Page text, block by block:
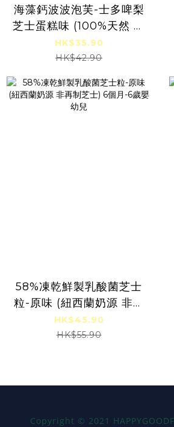
海藻鈣波波泡芙-士多啤梨
芝士蛋糕味 (100%天然 高
鈣 鐵質) 12個月-6歲嬰幼
兒
HK$35.90
HK$42.90
58%凍乾鮮製乳酸菌芝士
粒-原味 (紐西蘭奶源 非再
制芝士) 6個月-6歲嬰幼兒
HK$45.90
HK$55.90
Copyright © 2021